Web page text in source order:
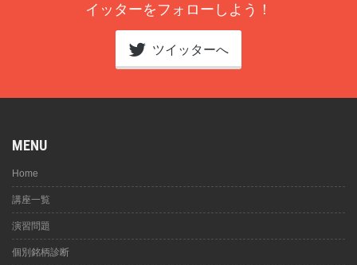
イッターをフォローしよう！
ツイッターへ
MENU
Home
講座一覧
演習問題
個別銘柄診断